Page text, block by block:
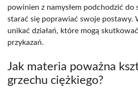
powinien z namysłem podchodzić do
starać się poprawiać swoje postawy.
unikać działań, które mogą
przykazań.
Jak materia poważna
grzechu ciężkiego?